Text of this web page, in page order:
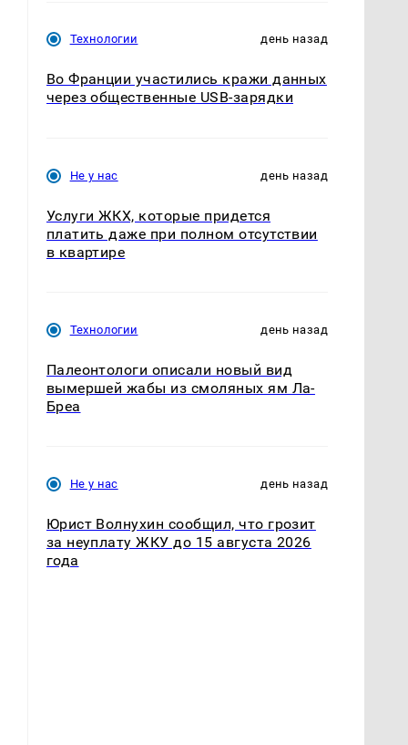
Технологии день назад
Во Франции участились кражи данных
через общественные USB-зарядки
Не у нас день назад
Услуги ЖКХ, которые придется
платить даже при полном отсутствии
в квартире
Технологии день назад
Палеонтологи описали новый вид
вымершей жабы из смоляных ям Ла-
Бреа
Не у нас день назад
Юрист Волнухин сообщил, что грозит
за неуплату ЖКУ до 15 августа 2026
года